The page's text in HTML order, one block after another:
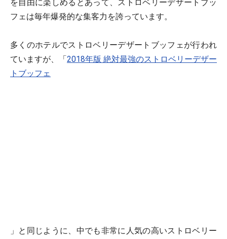
を自由に楽しめるとあって、ストロベリーデザートブッ
フェは毎年爆発的な集客力を誇っています。
多くのホテルでストロベリーデザートブッフェが行われ
ていますが、「2018年版 絶対最強のストロベリーデザー
トブッフェ
」と同じように、中でも非常に人気の高いストロベリー